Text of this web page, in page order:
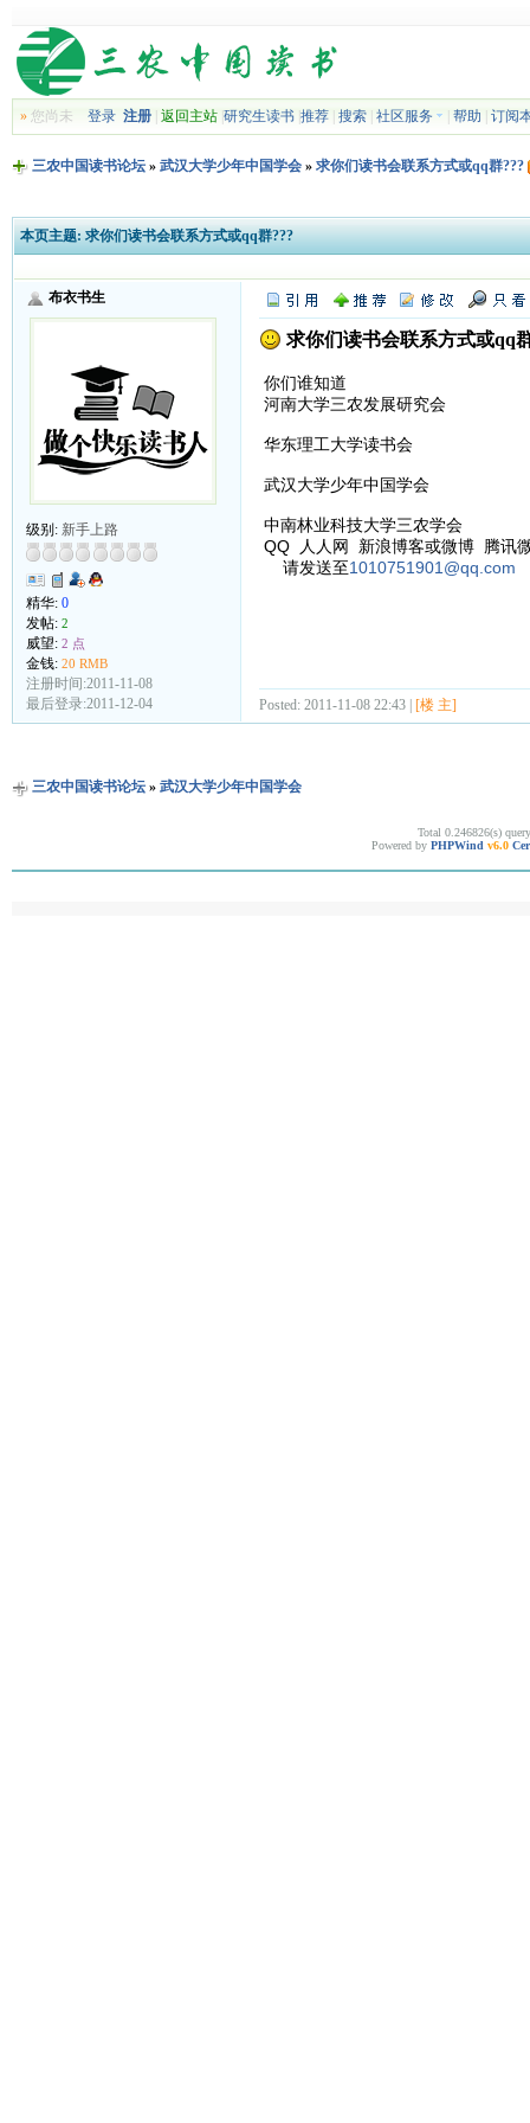
»您尚未 登录 注册| 返回主站| 研究生读书| 推荐| 搜索| 社区服务 帮助 订阅
三农中国读书论坛» 武汉大学少年中国学会» 求你们读书会联系方式或qq群???
本页主题: 求你们读书会联系方式或qq群???
布衣书生
级别: 新手上路
精华: 0
发帖: 2
威望: 2 点
金钱: 20 RMB
注册时间:2011-11-08
最后登录:2011-12-04
求你们读书会联系方式或qq
你们谁知道
河南大学三农发展研究会
华东理工大学读书会
武汉大学少年中国学会
中南林业科技大学三农学会
QQ 人人网 新浪博客或微博 腾讯
请发送至1010751901@qq.com
Posted: 2011-11-08 22:43 | [楼 主]
三农中国读书论坛» 武汉大学少年中国学会
Total 0.246826(s)
Powered by PHPWind v6.0